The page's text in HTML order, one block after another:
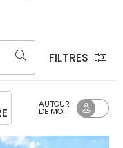
FILTRES
AUTOUR
DE MOI